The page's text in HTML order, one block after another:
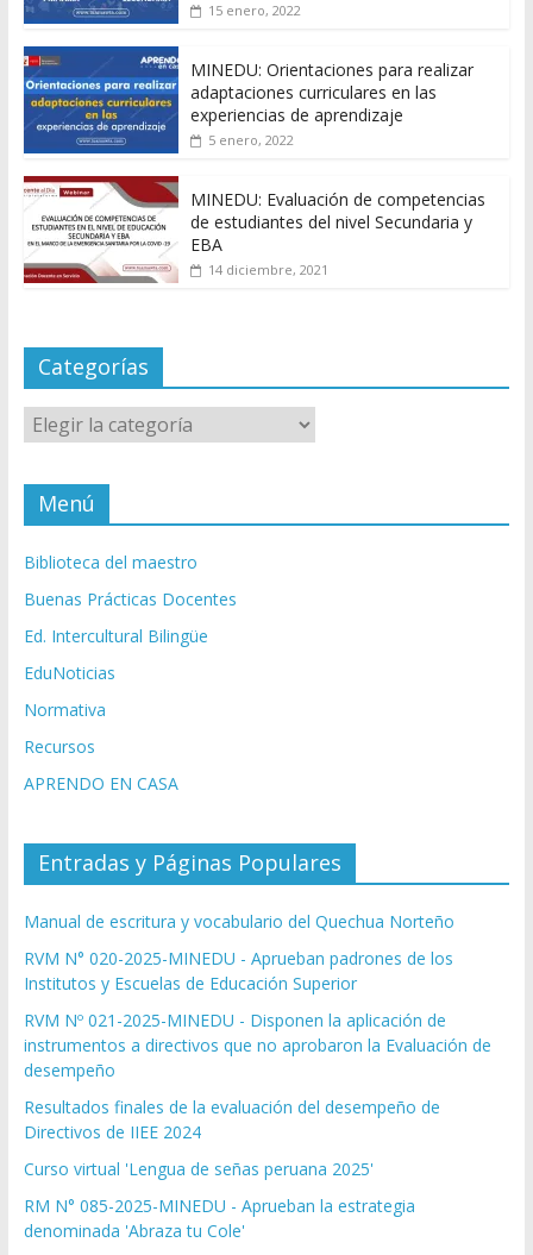
15 enero, 2022
MINEDU: Orientaciones para realizar
adaptaciones curriculares en las
experiencias de aprendizaje
5 enero, 2022
MINEDU: Evaluación de competencias
de estudiantes del nivel Secundaria y
EBA
14 diciembre, 2021
Categorías
Categorías
Menú
Biblioteca del maestro
Buenas Prácticas Docentes
Ed. Intercultural Bilingüe
EduNoticias
Normativa
Recursos
APRENDO EN CASA
Entradas y Páginas Populares
Manual de escritura y vocabulario del Quechua Norteño
RVM N° 020-2025-MINEDU - Aprueban padrones de los
Institutos y Escuelas de Educación Superior
RVM Nº 021-2025-MINEDU - Disponen la aplicación de
instrumentos a directivos que no aprobaron la Evaluación de
desempeño
Resultados finales de la evaluación del desempeño de
Directivos de IIEE 2024
Curso virtual 'Lengua de señas peruana 2025'
RM N° 085-2025-MINEDU - Aprueban la estrategia
denominada 'Abraza tu Cole'